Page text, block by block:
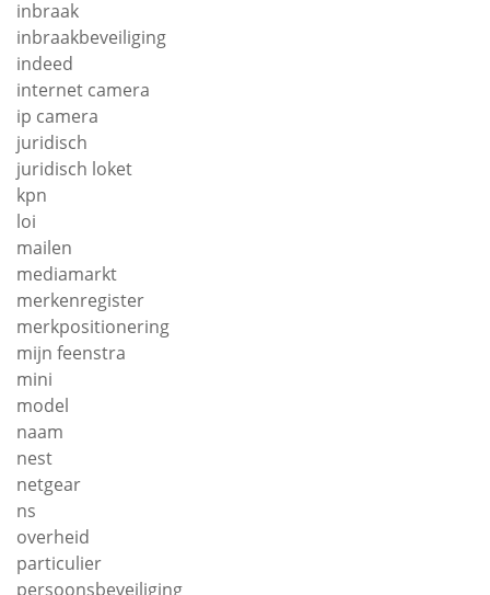
inbraak
inbraakbeveiliging
indeed
internet camera
ip camera
juridisch
juridisch loket
kpn
loi
mailen
mediamarkt
merkenregister
merkpositionering
mijn feenstra
mini
model
naam
nest
netgear
ns
overheid
particulier
persoonsbeveiliging